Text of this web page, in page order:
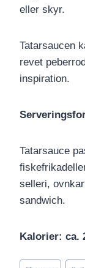
eller skyr.
Tatarsaucen
revet
inspiration.
Tatarsauce
selleri,
sandwich.
Kalorier: ca.
Indlæg-